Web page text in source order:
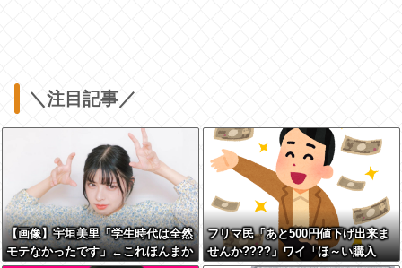
＼注目記事／
【画像】宇垣美里「学生時代は全然
モテなかったです」←これほんまか
フリマ民「あと500円値下げ出来ま
せんか????」ワイ「ほ～い購入